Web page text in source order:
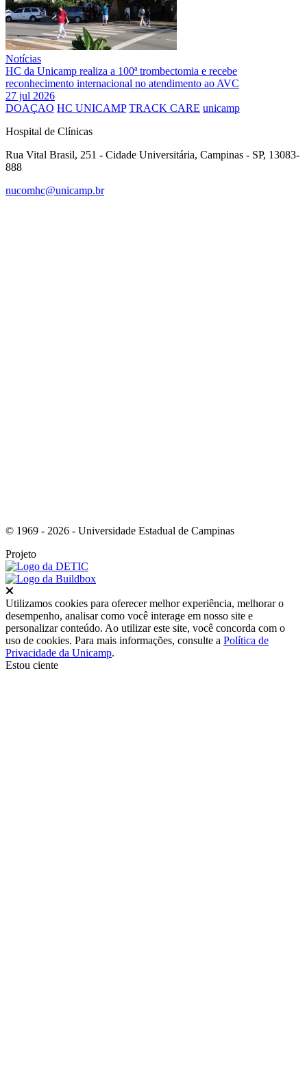
Notícias
HC da Unicamp realiza a 100ª trombectomia e recebe
reconhecimento internacional no atendimento ao AVC
27 jul 2026
DOAÇAO HC UNICAMP TRACK CARE unicamp
Hospital de Clínicas
Rua Vital Brasil, 251 - Cidade Universitária, Campinas - SP, 13083-
888
nucomhc@unicamp.br
© 1969 - 2026 - Universidade Estadual de Campinas
Projeto
Utilizamos cookies para oferecer melhor experiência, melhorar o
desempenho, analisar como você interage em nosso site e
personalizar conteúdo. Ao utilizar este site, você concorda com o
uso de cookies. Para mais informações, consulte a Política de
Privacidade da Unicamp.
Estou ciente